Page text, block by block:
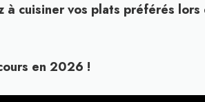
à cuisiner vos plats préférés
en 2026 !